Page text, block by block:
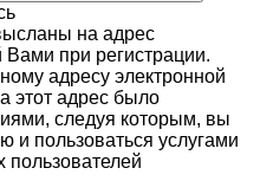
на адрес
Вами при регистрации.
адресу электронной
этот адрес было
следуя которым, вы
и пользоваться услугами
пользователей